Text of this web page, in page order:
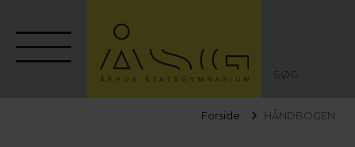
SØG
Forside HÅNDBOGEN